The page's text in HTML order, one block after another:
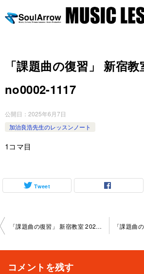
「課題曲の復習」 新宿
no0002-1117
公開日： 2025年6月7日
加治良浩先生のレッスンノート
1コマ目
Tweet
投
「課題曲の復習」 新宿教室 2025-5-27-no0002-1052
コメントを残す